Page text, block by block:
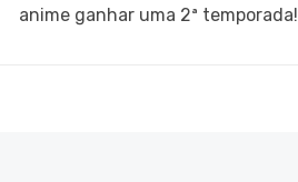
anime ganhar uma 2ª temporada!